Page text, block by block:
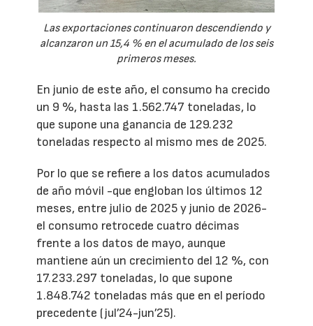
Las exportaciones continuaron descendiendo y
alcanzaron un 15,4 % en el acumulado de los seis
primeros meses.
En junio de este año, el consumo ha crecido
un 9 %, hasta las 1.562.747 toneladas, lo
que supone una ganancia de 129.232
toneladas respecto al mismo mes de 2025.
Por lo que se refiere a los datos acumulados
de año móvil -que engloban los últimos 12
meses, entre julio de 2025 y junio de 2026-
el consumo retrocede cuatro décimas
frente a los datos de mayo, aunque
mantiene aún un crecimiento del 12 %, con
17.233.297 toneladas, lo que supone
1.848.742 toneladas más que en el período
precedente (jul’24-jun’25).